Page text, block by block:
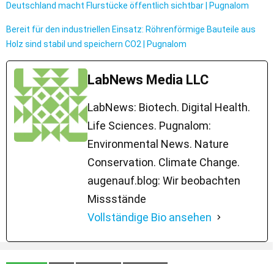
Deutschland macht Flurstücke öffentlich sichtbar | Pugnalom
Bereit für den industriellen Einsatz: Röhrenförmige Bauteile aus
Holz sind stabil und speichern CO2 | Pugnalom
LabNews Media LLC
LabNews: Biotech. Digital Health.
Life Sciences. Pugnalom:
Environmental News. Nature
Conservation. Climate Change.
augenauf.blog: Wir beobachten
Missstände
Vollständige Bio ansehen